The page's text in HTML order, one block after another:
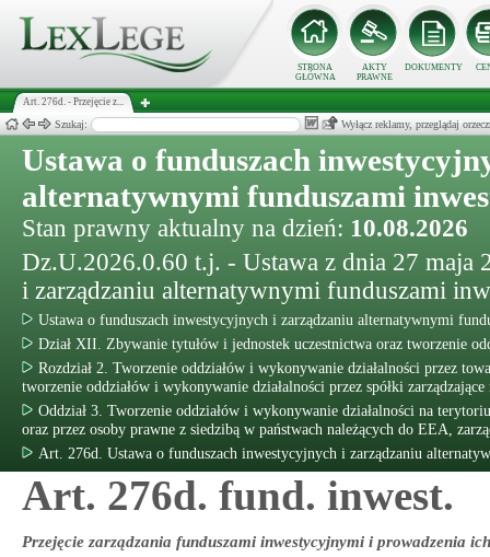
STRONA
GŁÓWNA
AKTY
PRAWNE
DOKUMENTY
Art. 276d. - Przejęcie z...
Szukaj: Wyłącz reklamy, przeglądaj
Ustawa o funduszach
alternatywnymi funduszami
Stan prawny aktualny na dzień: 10.08.2026
Dz.U.2026.0.60 t.j. - Ustawa z dnia 27 maja
i zarządzaniu alternatywnymi funduszami
Ustawa o funduszach inwestycyjnych i zarządzaniu alternatywnymi
Dział XII. Zbywanie tytułów i jednostek uczestnictwa oraz tworzenie
Rozdział 2. Tworzenie oddziałów i wykonywanie działalności przez
tworzenie oddziałów i wykonywanie działalności przez spółki
Oddział 3. Tworzenie oddziałów i wykonywanie działalności na
oraz przez osoby prawne z siedzibą w państwach należących do EEA,
Art. 276d. Ustawa o funduszach inwestycyjnych i zarządzaniu
Art. 276d. fund. inwest.
Przejęcie zarządzania funduszami inwestycyjnymi i prowadzenia